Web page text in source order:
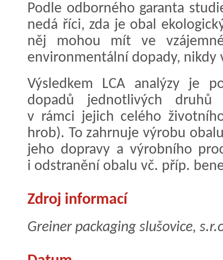
Podle odborného garanta
nedá říci, zda je obal
něj mohou mít ve
environmentální dopady, nikdy
Výsledkem LCA analýzy je
dopadů jednotlivých druhů
v rámci jejich celého
hrob). To zahrnuje výrobu
jeho dopravy a výrobního
i odstranění obalu vč. příp.
Zdroj informací
Greiner packaging slušovice,